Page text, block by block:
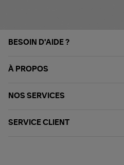
BESOIN D'AIDE ?
À PROPOS
NOS SERVICES
SERVICE CLIENT